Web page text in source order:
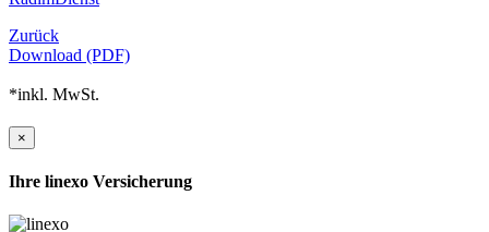
Zurück
Download (PDF)
*inkl. MwSt.
×
Ihre linexo Versicherung